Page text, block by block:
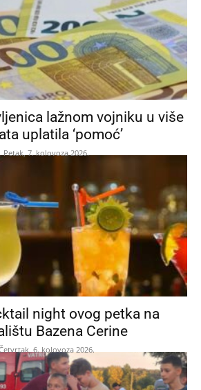
lažnom vojniku u više
uplatila ‘pomoć’
Petak, 7. kolovoza 2026.
night ovog petka na
Bazena Cerine
6. kolovoza 2026.